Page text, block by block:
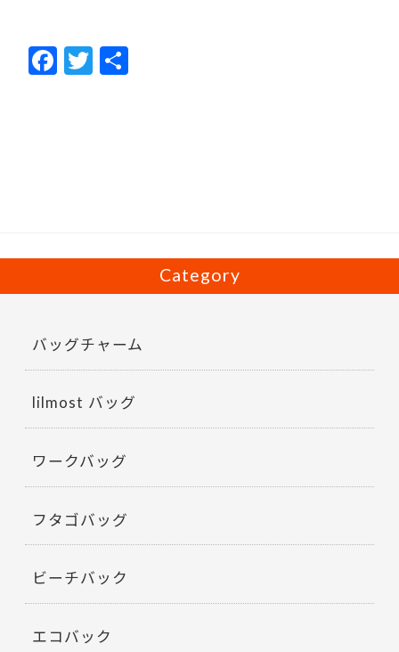
F
ac
T
w
Category
バッグチャーム
lilmost バッグ
ワークバッグ
フタゴバッグ
ビーチバック
エコバック